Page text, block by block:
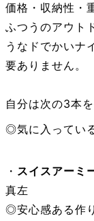
価格・収納性・
ふつうのアウト
うなドでかいナ
要ありません。
自分は次の3本
◎気に入ってい
・ スイスアーミ
真左
◎安心感ある作